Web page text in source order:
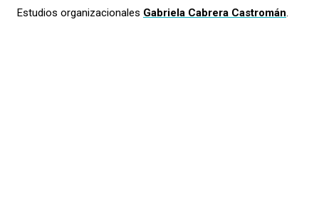
Estudios organizacionales Gabriela Cabrera Castromán.